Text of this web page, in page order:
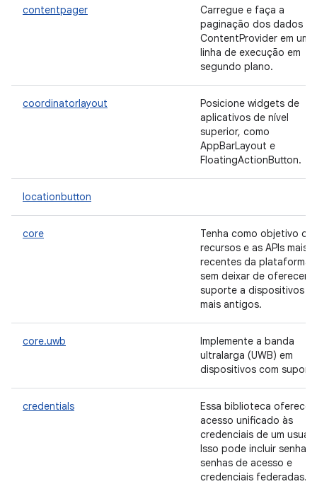
contentpager
Carregue e faça a
paginação dos dados
ContentProvider em uma
linha de execução em
segundo plano.
coordinatorlayout
Posicione widgets de
aplicativos de nível
superior, como
AppBarLayout e
FloatingActionButton.
locationbutton
core
Tenha como objetivo os
recursos e as APIs mais
recentes da plataforma
sem deixar de oferecer
suporte a dispositivos
mais antigos.
core.uwb
Implemente a banda
ultralarga (UWB) em
dispositivos com
credentials
Essa biblioteca oferece
acesso unificado às
credenciais de um
Isso pode incluir senhas,
senhas de acesso e
credenciais federadas. A